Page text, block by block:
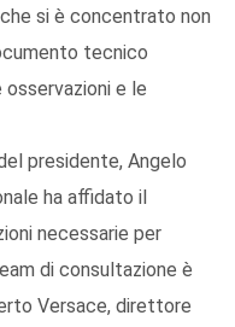
si è concentrato non
tecnico
osservazioni e le
presidente, Angelo
ha affidato il
necessarie per
di consultazione è
Versace, direttore